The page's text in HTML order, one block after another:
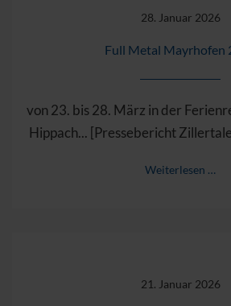
28. Januar 2026
Full Metal Mayrhofen
von 23. bis 28. März in der
Hippach... [Pressebericht
Weiterlesen …
21. Januar 2026